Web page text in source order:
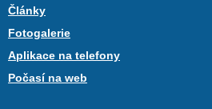
Články
Fotogalerie
Aplikace na telefony
Počasí na web